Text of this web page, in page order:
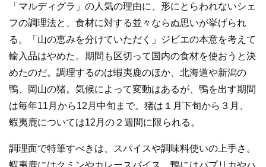
「マルディグラ」の人気の理由に、形にとらわれないシェ
フの調理法と、食材に対する並々ならぬ思いが挙げられ
る。「山の恵みを分けていただく」ジビエの本意を考えて
輸入品はやめた。期間も区切って国内の食材を使おうと決
めたのだ。調理するのは蝦夷鹿のほか、北海道や新潟の
鴨、岡山の猪。気候によって変動はあるが、鴨を出す期間
は毎年11月から12月中旬まで。猪は１月下旬から３月、
蝦夷鹿については12月の２週間に限られる。
調理面で特筆すべきは、スパイスや調味料使いの上手さ。
蝦夷鹿にはクミンやカレースパイス、鴨にはパプリカやハ